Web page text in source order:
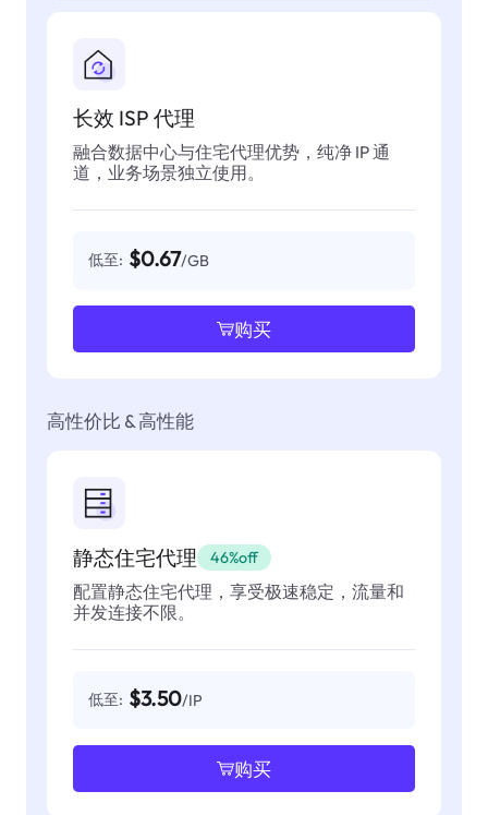
长效 ISP 代理
融合数据中心与住宅代理优势，纯净 IP 通
道，业务场景独立使用。
低至: $0.67/GB
购买
高性价比 & 高性能
静态住宅代理 46%off
配置静态住宅代理，享受极速稳定，流量和
并发连接不限。
低至: $3.50/IP
购买